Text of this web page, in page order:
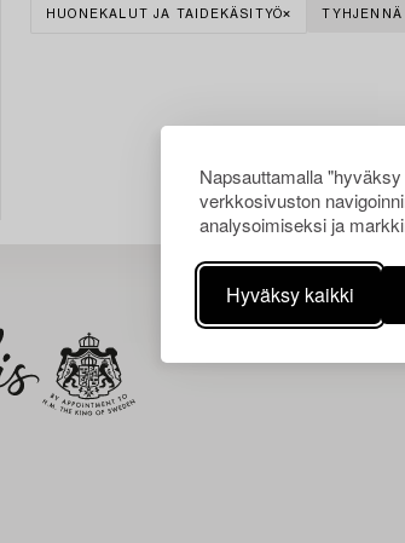
Napsauttamalla
verkkosivuston
analysoimiseksi ja
Hyväksy kaikki
HUONEKALUT JA TAIDEKÄSITYÖ TYHJENNÄ